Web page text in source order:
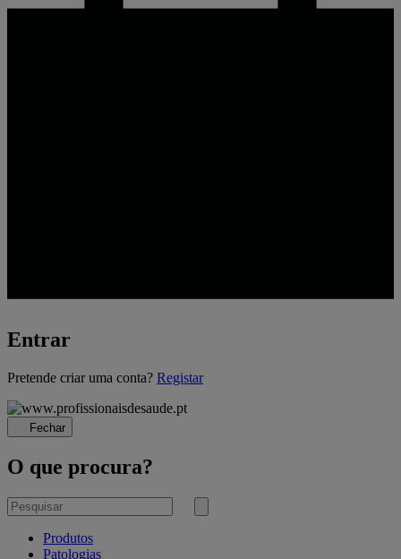
Entrar
A
Pretende criar uma conta? Registar
Fechar
O que procura?
Pesquisar
por
Submeter
Produtos
Patologias